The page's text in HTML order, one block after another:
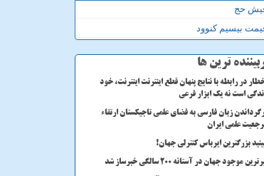
حج
بیسیم کنوود
ترین ها
در رابطه با نتایج پنهان قطع اینترنت اینترنت، خود
است نه یک ابزار فرعی
زبان فارسی به فضای علمی تاجیکستان ارتقاء
علمی ایران
بزرگترین ایرباس کنترلی جهان!
موجود جهان در آستانه ۲۰۰ سالگی خبرساز شد